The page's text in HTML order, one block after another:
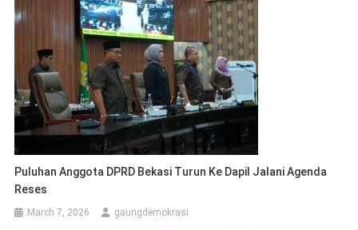
Puluhan Anggota DPRD Bekasi Turun Ke Dapil Jalani Agenda
Reses
March 7, 2026 gaungdemokrasi